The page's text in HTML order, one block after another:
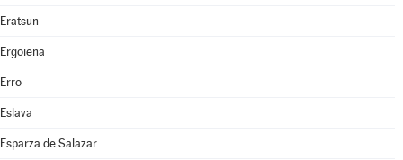
Eratsun
Ergoiena
Erro
Eslava
Esparza de Salazar